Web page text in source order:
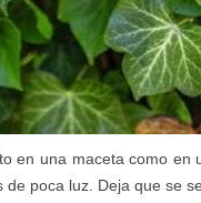
en una maceta como en
poca luz. Deja que se